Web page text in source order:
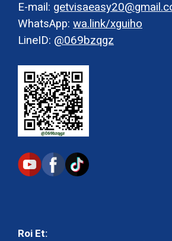
E-mail:
WhatsApp: wa.link/xguiho
LineID: @069bzqgz
Roi Et: